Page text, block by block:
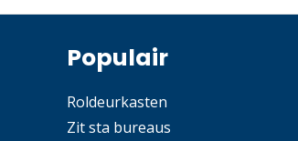
Populair
Roldeurkasten
Zit sta bureaus